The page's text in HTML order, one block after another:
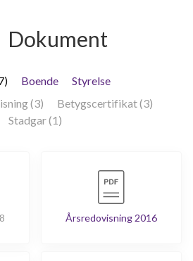
Dokument
Boende
Styrelse
(3)
Betygscertifikat (3)
Stadgar (1)
Årsredovisning 2016